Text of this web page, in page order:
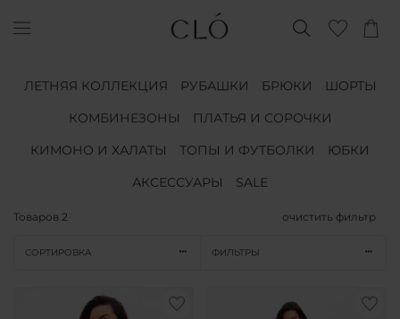
ЛЕТНЯЯ КОЛЛЕКЦИЯ РУБАШКИ БРЮКИ
ШОРТЫ
КОМБИНЕЗОНЫ
ПЛАТЬЯ И СОРОЧКИ
КИМОНО И ХАЛАТЫ
ТОПЫ И ФУТБОЛКИ
ЮБКИ
АКСЕССУАРЫ
SALE
Товаров 2 очистить фильтр
СОРТИРОВКА ФИЛЬТРЫ